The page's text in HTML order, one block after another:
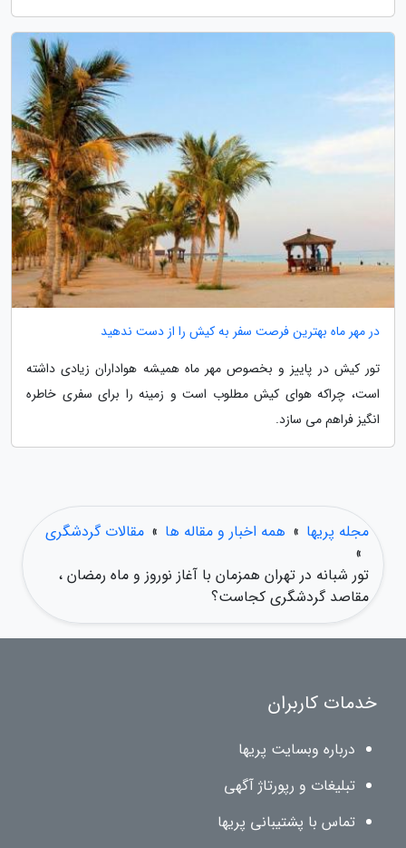
در مهر ماه بهترین فرصت سفر به کیش را از دست ندهید
تور کیش در پاییز و بخصوص مهر ماه همیشه هواداران زیادی داشته
است، چراکه هوای کیش مطلوب است و زمینه را برای سفری خاطره
انگیز فراهم می سازد.
مجله پریها » همه اخبار و مقاله ها » مقالات گردشگری
»
تور شبانه در تهران همزمان با آغاز نوروز و ماه رمضان ،
مقاصد گردشگری کجاست؟
خدمات کاربران
درباره وبسایت پریها
تبلیغات و رپورتاژ آگهی
تماس با پشتیبانی پریها